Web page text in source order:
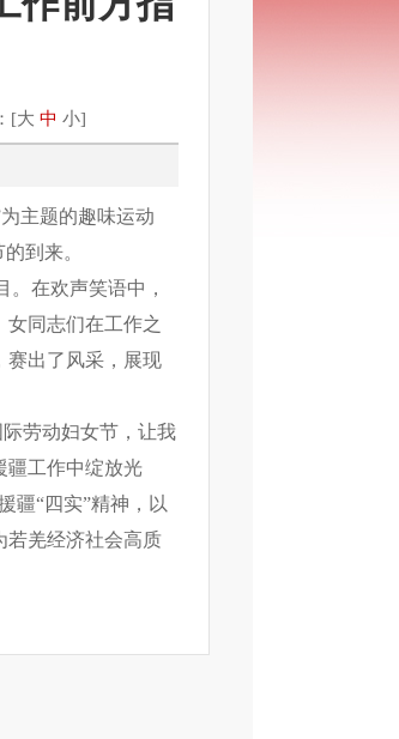
[大 中 小]
主题的趣味运动
到来。
。在欢声笑语中，
同志们在工作之
赛出了风采，展现
际劳动妇女节，让我
疆工作中绽放光
疆“四实”精神，以
若羌经济社会高质